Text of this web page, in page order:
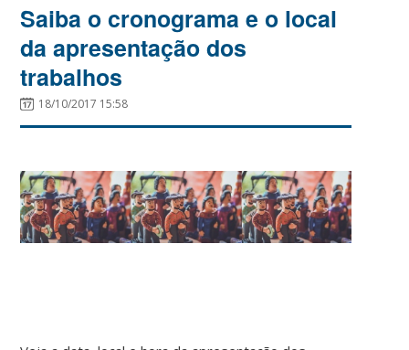
Saiba o cronograma e o local
da apresentação dos
trabalhos
18/10/2017 15:58